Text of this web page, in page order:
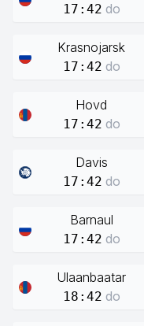
17:42 do
Krasnojarsk
17:42 do
Hovd
17:42 do
Davis
17:42 do
Barnaul
17:42 do
Ulaanbaatar
18:42 do